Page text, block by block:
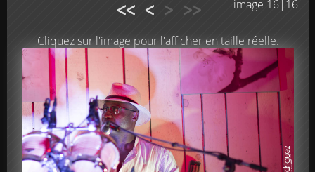
image 16|16
<< < > >>
Cliquez sur l'image pour l'afficher en taille réelle.